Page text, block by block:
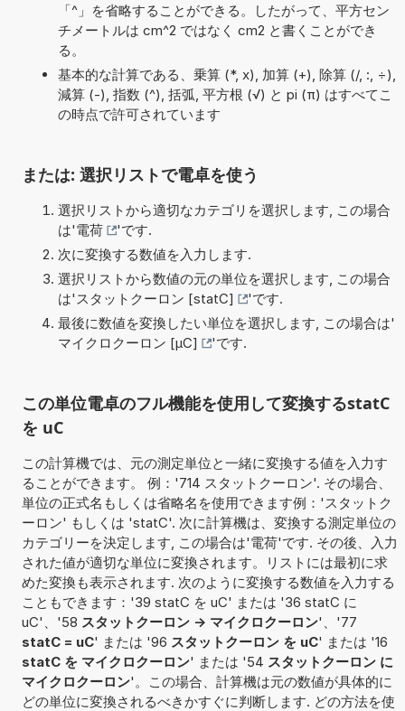
「^」を省略することができる。したがって、平方セン
チメートルは cm^2 ではなく cm2 と書くことができ
る。
基本的な計算である、乗算 (*, x), 加算 (+), 除算 (/, :, ÷),
減算 (-), 指数 (^), 括弧, 平方根 (√) と pi (π) はすべてこ
の時点で許可されています
または: 選択リストで電卓を使う
選択リストから適切なカテゴリを選択します, この場合
は'電荷
'です.
次に変換する数値を入力します.
選択リストから数値の元の単位を選択します, この場合
は' スタットクーロン [statC]
'です.
最後に数値を変換したい単位を選択します, この場合は'
マイクロクーロン [µC]
'です.
この単位電卓のフル機能を使用して変換するstatC
を uC
この計算機では、元の測定単位と一緒に変換する値を入力す
ることができます。 例：'714 スタットクーロン'. その場合、
単位の正式名もしくは省略名を使用できます例：'スタットク
ーロン' もしくは 'statC'. 次に計算機は、変換する測定単位の
カテゴリーを決定します, この場合は'電荷'です. その後、入力
された値が適切な単位に変換されます。リストには最初に求
めた変換も表示されます. 次のように変換する数値を入力する
こともできます：'39 statC を uC' または '36 statC に
uC'、'58 スタットクーロン -> マイクロクーロン'、'77
statC = uC' または '96 スタットクーロン を uC' または '16
statC を マイクロクーロン' または '54 スタットクーロン に
マイクロクーロン'。この場合、計算機は元の数値が具体的に
どの単位に変換されるべきかすぐに判断します. どの方法を使